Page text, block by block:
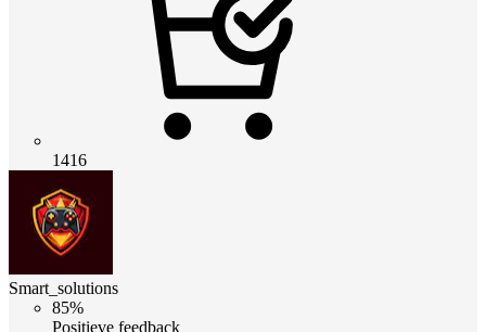
1416
Smart_solutions
85%
Positieve feedback